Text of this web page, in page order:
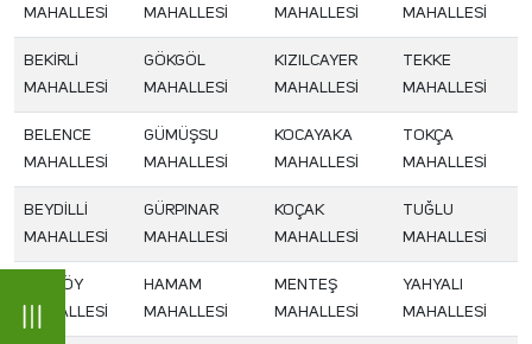
MAHALLESİ
MAHALLESİ
MAHALLESİ
MAHALLESİ
BEKİRLİ
MAHALLESİ
GÖKGÖL
MAHALLESİ
KIZILCAYER
MAHALLESİ
TEKKE
MAHALLESİ
BELENCE
MAHALLESİ
GÜMÜŞSU
MAHALLESİ
KOCAYAKA
MAHALLESİ
TOKÇA
MAHALLESİ
BEYDİLLİ
MAHALLESİ
GÜRPINAR
MAHALLESİ
KOÇAK
MAHALLESİ
TUĞLU
MAHALLESİ
BEYKÖY
MAHALLESİ
HAMAM
MAHALLESİ
MENTEŞ
MAHALLESİ
YAHYALI
MAHALLESİ